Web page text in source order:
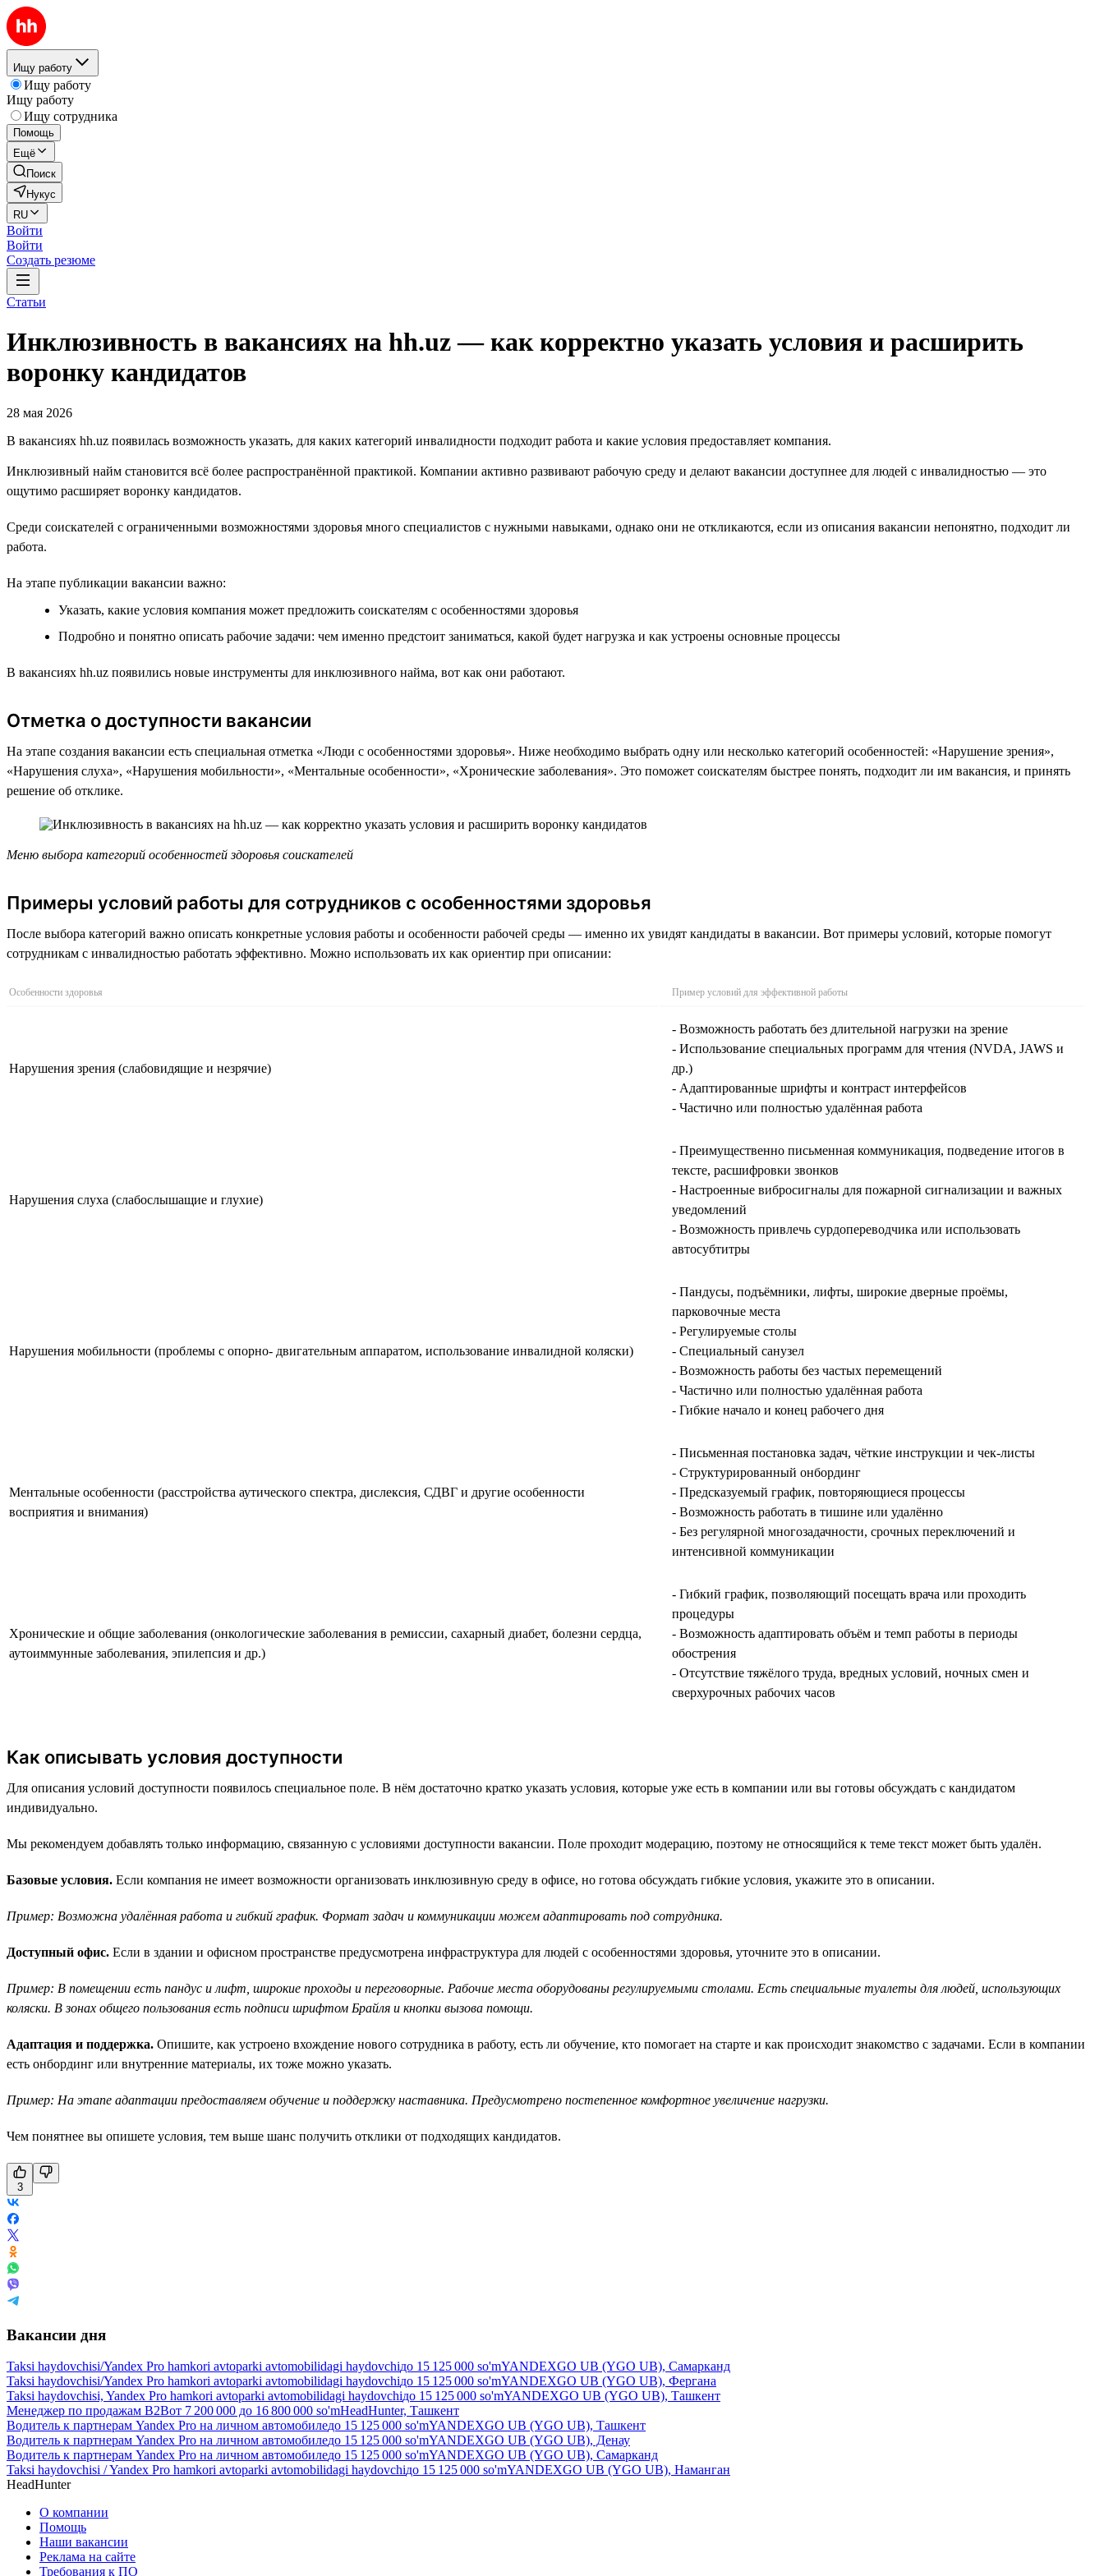
Ищу работу
Ищу работу
Ищу работу
Ищу сотрудника
Помощь
Ещё
Поиск
Нукус
RU
Войти
Войти
Создать резюме
Статьи
Инклюзивность в вакансиях на hh.uz — как корректно указать условия и расширить
воронку кандидатов
28 мая 2026
В вакансиях hh.uz появилась возможность указать, для каких категорий инвалидности подходит работа и какие условия предоставляет компания.
Инклюзивный найм становится всё более распространённой практикой. Компании активно развивают рабочую среду и делают вакансии доступнее для людей с инвалидностью — это
ощутимо расширяет воронку кандидатов.
Среди соискателей с ограниченными возможностями здоровья много специалистов с нужными навыками, однако они не откликаются, если из описания вакансии непонятно, подходит ли
работа.
На этапе публикации вакансии важно:
Указать, какие условия компания может предложить соискателям с особенностями здоровья
Подробно и понятно описать рабочие задачи: чем именно предстоит заниматься, какой будет нагрузка и как устроены основные процессы
В вакансиях hh.uz появились новые инструменты для инклюзивного найма, вот как они работают.
Отметка о доступности вакансии
На этапе создания вакансии есть специальная отметка «Люди с особенностями здоровья». Ниже необходимо выбрать одну или несколько категорий особенностей: «Нарушение зрения»,
«Нарушения слуха», «Нарушения мобильности», «Ментальные особенности», «Хронические заболевания». Это поможет соискателям быстрее понять, подходит ли им вакансия, и принять
решение об отклике.
Меню выбора категорий особенностей здоровья соискателей
Примеры условий работы для сотрудников с особенностями здоровья
После выбора категорий важно описать конкретные условия работы и особенности рабочей среды — именно их увидят кандидаты в вакансии. Вот примеры условий, которые помогут
сотрудникам с инвалидностью работать эффективно. Можно использовать их как ориентир при описании:
Особенности здоровья Пример условий для эффективной работы
Нарушения зрения (слабовидящие и незрячие)
- Возможность работать без длительной нагрузки на зрение
- Использование специальных программ для чтения (NVDA, JAWS и
др.)
- Адаптированные шрифты и контраст интерфейсов
- Частично или полностью удалённая работа
Нарушения слуха (слабослышащие и глухие)
- Преимущественно письменная коммуникация, подведение итогов в
тексте, расшифровки звонков
- Настроенные вибросигналы для пожарной сигнализации и важных
уведомлений
- Возможность привлечь сурдопереводчика или использовать
автосубтитры
Нарушения мобильности (проблемы с опорно- двигательным аппаратом, использование инвалидной коляски)
- Пандусы, подъёмники, лифты, широкие дверные проёмы,
парковочные места
- Регулируемые столы
- Специальный санузел
- Возможность работы без частых перемещений
- Частично или полностью удалённая работа
- Гибкие начало и конец рабочего дня
Ментальные особенности (расстройства аутического спектра, дислексия, СДВГ и другие особенности
восприятия и внимания)
- Письменная постановка задач, чёткие инструкции и чек‑листы
- Структурированный онбординг
- Предсказуемый график, повторяющиеся процессы
- Возможность работать в тишине или удалённо
- Без регулярной многозадачности, срочных переключений и
интенсивной коммуникации
Хронические и общие заболевания (онкологические заболевания в ремиссии, сахарный диабет, болезни сердца,
аутоиммунные заболевания, эпилепсия и др.)
- Гибкий график, позволяющий посещать врача или проходить
процедуры
- Возможность адаптировать объём и темп работы в периоды
обострения
- Отсутствие тяжёлого труда, вредных условий, ночных смен и
сверхурочных рабочих часов
Как описывать условия доступности
Для описания условий доступности появилось специальное поле. В нём достаточно кратко указать условия, которые уже есть в компании или вы готовы обсуждать с кандидатом
индивидуально.
Мы рекомендуем добавлять только информацию, связанную с условиями доступности вакансии. Поле проходит модерацию, поэтому не относящийся к теме текст может быть удалён.
Базовые условия. Если компания не имеет возможности организовать инклюзивную среду в офисе, но готова обсуждать гибкие условия, укажите это в описании.
Пример: Возможна удалённая работа и гибкий график. Формат задач и коммуникации можем адаптировать под сотрудника.
Доступный офис. Если в здании и офисном пространстве предусмотрена инфраструктура для людей с особенностями здоровья, уточните это в описании.
Пример: В помещении есть пандус и лифт, широкие проходы и переговорные. Рабочие места оборудованы регулируемыми столами. Есть специальные туалеты для людей, использующих
коляски. В зонах общего пользования есть подписи шрифтом Брайля и кнопки вызова помощи.
Адаптация и поддержка. Опишите, как устроено вхождение нового сотрудника в работу, есть ли обучение, кто помогает на старте и как происходит знакомство с задачами. Если в компании
есть онбординг или внутренние материалы, их тоже можно указать.
Пример: На этапе адаптации предоставляем обучение и поддержку наставника. Предусмотрено постепенное комфортное увеличение нагрузки.
Чем понятнее вы опишете условия, тем выше шанс получить отклики от подходящих кандидатов.
3
Вакансии дня
Taksi haydovchisi/Yandex Pro hamkori avtoparki avtomobilidagi haydovchiдо 15 125 000 so'mYANDEXGO UB (YGO UB), Самарканд
Taksi haydovchisi/Yandex Pro hamkori avtoparki avtomobilidagi haydovchiдо 15 125 000 so'mYANDEXGO UB (YGO UB), Фергана
Taksi haydovchisi, Yandex Pro hamkori avtoparki avtomobilidagi haydovchiдо 15 125 000 so'mYANDEXGO UB (YGO UB), Ташкент
Менеджер по продажам B2Bот 7 200 000 до 16 800 000 so'mHeadHunter, Ташкент
Водитель к партнерам Yandex Pro на личном автомобиледо 15 125 000 so'mYANDEXGO UB (YGO UB), Ташкент
Водитель к партнерам Yandex Pro на личном автомобиледо 15 125 000 so'mYANDEXGO UB (YGO UB), Денау
Водитель к партнерам Yandex Pro на личном автомобиледо 15 125 000 so'mYANDEXGO UB (YGO UB), Самарканд
Taksi haydovchisi / Yandex Pro hamkori avtoparki avtomobilidagi haydovchiдо 15 125 000 so'mYANDEXGO UB (YGO UB), Наманган
HeadHunter
О компании
Помощь
Наши вакансии
Реклама на сайте
Требования к ПО